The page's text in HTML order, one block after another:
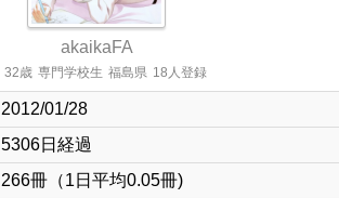
akaikaFA
32歳 専門学校生 福島県 18人登録
2012/01/28
5306日経過
266冊（1日平均0.05冊)